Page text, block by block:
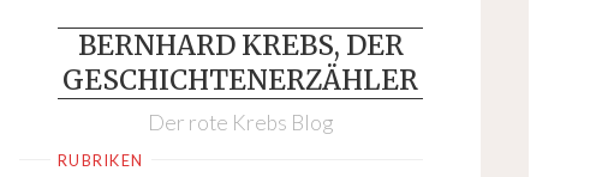
BERNHARD KREBS, DER
GESCHICHTENERZÄHLER
Der rote Krebs Blog
RUBRIKEN